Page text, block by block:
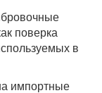
поверка
в
импортные